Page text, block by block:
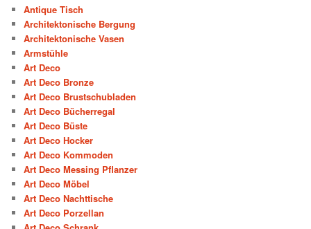
Antique Tisch
Architektonische Bergung
Architektonische Vasen
Armstühle
Art Deco
Art Deco Bronze
Art Deco Brustschubladen
Art Deco Bücherregal
Art Deco Büste
Art Deco Hocker
Art Deco Kommoden
Art Deco Messing Pflanzer
Art Deco Möbel
Art Deco Nachttische
Art Deco Porzellan